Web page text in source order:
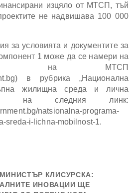
изцяло от МТСП, тъй
не надвишава 100 000
за условията и документите за
1 може да се намери на
на МТСП
в рубрика „Национална
жилищна среда и лична
на следния линк:
natsionalna-programa-
sreda-i-lichna-mobilnost-1.
КЛИСУРСКА:
ИНОВАЦИИ ЩЕ